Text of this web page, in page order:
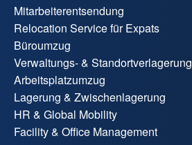
Mitarbeiterentsendung
Relocation Service für Expats
Büroumzug
Verwaltungs- & Standortverlagerung
Arbeitsplatzumzug
Lagerung & Zwischenlagerung
HR & Global Mobility
Facility & Office Management